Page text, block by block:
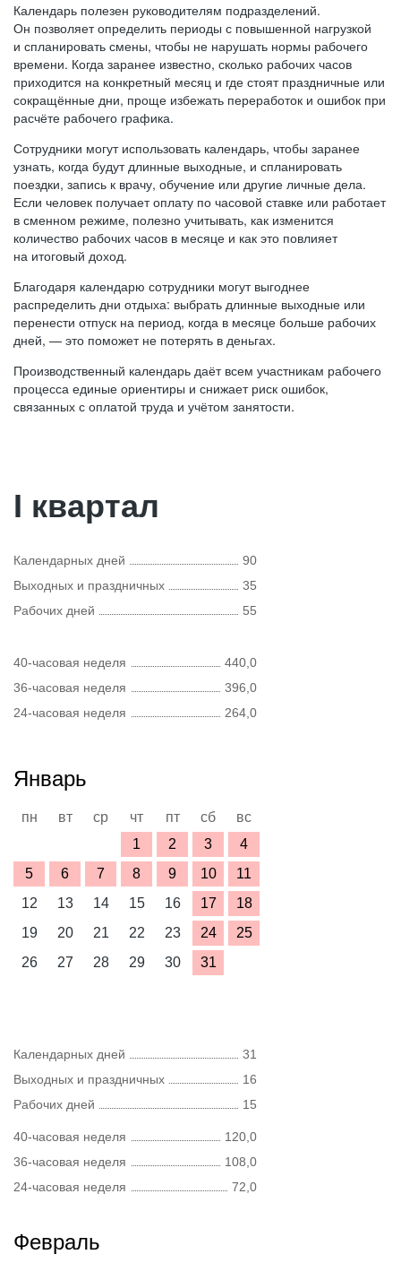
Календарь полезен руководителям подразделений.
Он позволяет определить периоды с повышенной нагрузкой
и спланировать смены, чтобы не нарушать нормы рабочего
времени. Когда заранее известно, сколько рабочих часов
приходится на конкретный месяц и где стоят праздничные или
сокращённые дни, проще избежать переработок и ошибок при
расчёте рабочего графика.
Сотрудники могут использовать календарь, чтобы заранее
узнать, когда будут длинные выходные, и спланировать
поездки, запись к врачу, обучение или другие личные дела.
Если человек получает оплату по часовой ставке или работает
в сменном режиме, полезно учитывать, как изменится
количество рабочих часов в месяце и как это повлияет
на итоговый доход.
Благодаря календарю сотрудники могут выгоднее
распределить дни отдыха: выбрать длинные выходные или
перенести отпуск на период, когда в месяце больше рабочих
дней, — это поможет не потерять в деньгах.
Производственный календарь даёт всем участникам рабочего
процесса единые ориентиры и снижает риск ошибок,
связанных с оплатой труда и учётом занятости.
I квартал
Календарных дней
90
Выходных и праздничных
35
Рабочих дней
55
40-часовая неделя
440,0
36-часовая неделя
396,0
24-часовая неделя
264,0
Январь
пн вт ср чт пт сб
вс
1
2 3
4
5
6 7 8 9 10
11
12
13 14 15 16 17
18
19
20 21 22 23 24
25
26
27 28 29 30 31
Календарных дней
31
Выходных и праздничных
16
Рабочих дней
15
40-часовая неделя
120,0
36-часовая неделя
108,0
24-часовая неделя
72,0
Февраль